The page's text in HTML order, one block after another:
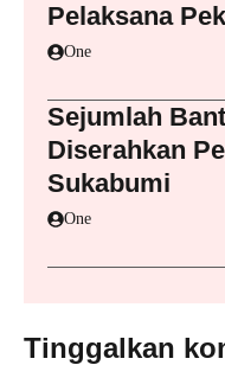
Pelaksana
One
Sejumlah
Diserahkan
Sukabumi
One
Tinggalkan